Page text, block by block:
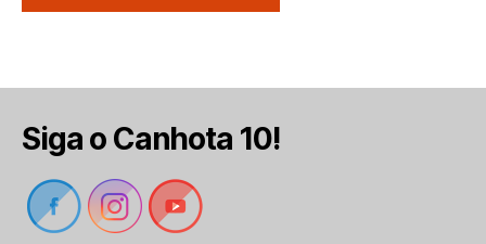
Siga o Canhota 10!